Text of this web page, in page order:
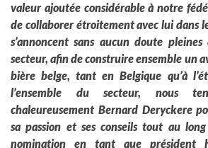
valeur ajoutée considérable à notre
de collaborer étroitement avec lui dans
s’annoncent sans aucun doute
secteur, afin de construire ensemble un
bière belge, tant en Belgique qu’à
l’ensemble du secteur, nous
chaleureusement Bernard Deryckere
sa passion et ses conseils tout au
nomination en tant que président